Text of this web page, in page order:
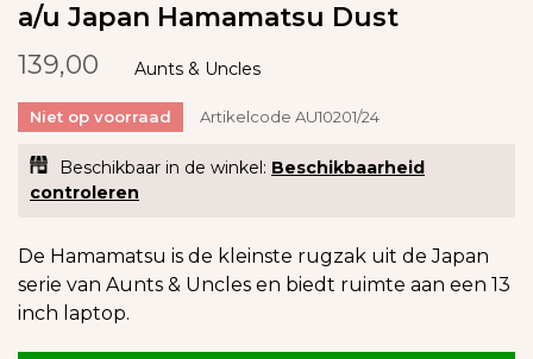
a/u Japan Hamamatsu Dust
139,00
Aunts & Uncles
Niet op voorraad Artikelcode AU10201/24
Beschikbaar in de winkel: Beschikbaarheid
controleren
De Hamamatsu is de kleinste rugzak uit de Japan
serie van Aunts & Uncles en biedt ruimte aan een 13
inch laptop.